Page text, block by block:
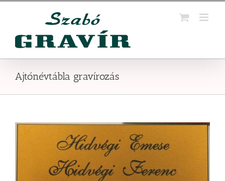
Kihagyás
Ajtónévtábla gravírozás